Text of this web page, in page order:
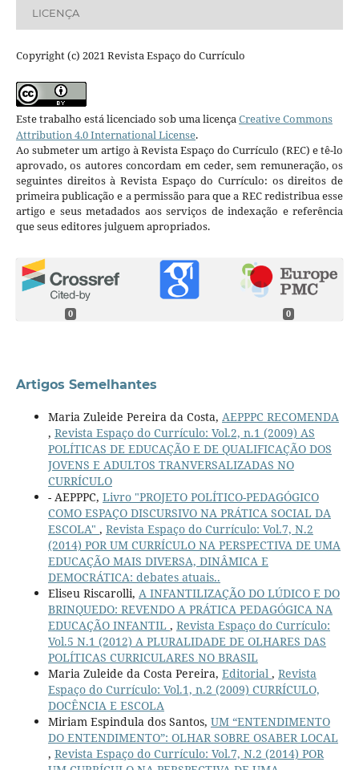
LICENÇA
Copyright (c) 2021 Revista Espaço do Currículo
Este trabalho está licenciado sob uma licença Creative Commons
Attribution 4.0 International License.
Ao submeter um artigo à Revista Espaço do Currículo (REC) e tê-lo
aprovado, os autores concordam em ceder, sem remuneração, os
seguintes direitos à Revista Espaço do Currículo: os direitos de
primeira publicação e a permissão para que a REC redistribua esse
artigo e seus metadados aos serviços de indexação e referência
que seus editores julguem apropriados.
0 0
Artigos Semelhantes
Maria Zuleide Pereira da Costa, AEPPPC RECOMENDA
, Revista Espaço do Currículo: Vol.2, n.1 (2009) AS
POLÍTICAS DE EDUCAÇÃO E DE QUALIFICAÇÃO DOS
JOVENS E ADULTOS TRANVERSALIZADAS NO
CURRÍCULO
- AEPPPC, Livro "PROJETO POLÍTICO-PEDAGÓGICO
COMO ESPAÇO DISCURSIVO NA PRÁTICA SOCIAL DA
ESCOLA" , Revista Espaço do Currículo: Vol.7, N.2
(2014) POR UM CURRÍCULO NA PERSPECTIVA DE UMA
EDUCAÇÃO MAIS DIVERSA, DINÂMICA E
DEMOCRÁTICA: debates atuais..
Eliseu Riscarolli, A INFANTILIZAÇÃO DO LÚDICO E DO
BRINQUEDO: REVENDO A PRÁTICA PEDAGÓGICA NA
EDUCAÇÃO INFANTIL , Revista Espaço do Currículo:
Vol.5 N.1 (2012) A PLURALIDADE DE OLHARES DAS
POLÍTICAS CURRICULARES NO BRASIL
Maria Zuleide da Costa Pereira, Editorial , Revista
Espaço do Currículo: Vol.1, n.2 (2009) CURRÍCULO,
DOCÊNCIA E ESCOLA
Miriam Espindula dos Santos, UM “ENTENDIMENTO
DO ENTENDIMENTO”: OLHAR SOBRE OSABER LOCAL
, Revista Espaço do Currículo: Vol.7, N.2 (2014) POR